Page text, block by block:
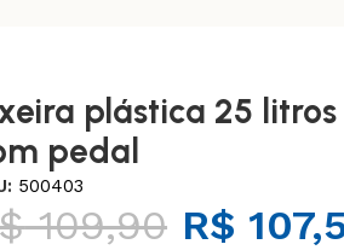
plástica 25
pedal
500403
109,90 R$